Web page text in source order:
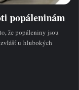
popáleninám
že popáleniny jsou
u hlubokých